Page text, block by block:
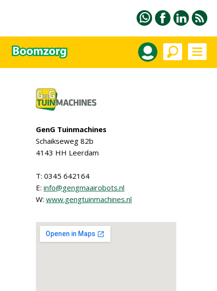
GenG Tuinmachines
Schaikseweg 82b
4143 HH Leerdam
T: 0345 642164
E: info@gengmaairobots.nl
W: www.gengtuinmachines.nl